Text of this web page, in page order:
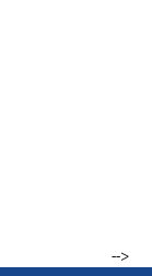
-->